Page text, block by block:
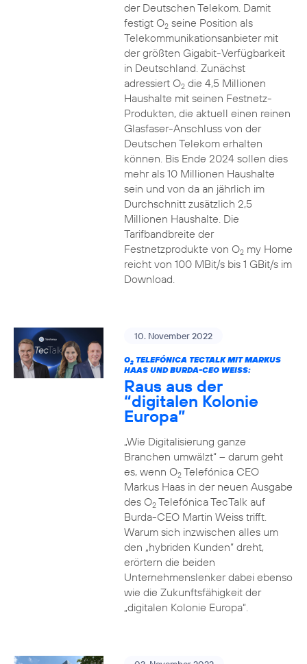
der Deutschen Telekom. Damit
festigt O2seine Position als
Telekommunikationsanbieter mit
der größten Gigabit-Verfügbarkeit
in Deutschland. Zunächst
adressiert O2die 4,5 Millionen
Haushalte mit seinen Festnetz-
Produkten, die aktuell einen reinen
Glasfaser-Anschluss von der
Deutschen Telekom erhalten
können. Bis Ende 2024 sollen dies
mehr als 10 Millionen Haushalte
sein und von da an jährlich im
Durchschnitt zusätzlich 2,5
Millionen Haushalte. Die
Tarifbandbreite der
Festnetzprodukte von O2my Home
reicht von 100 MBit/s bis 1 GBit/s im
Download.
10. November 2022
O2TELEFÓNICA TECTALK MIT MARKUS
HAAS UND BURDA-CEO WEISS:
Raus aus der
“digitalen Kolonie
Europa”
„Wie Digitalisierung ganze
Branchen umwälzt“ – darum geht
es, wenn O2Telefónica CEO
Markus Haas in der neuen Ausgabe
des O2Telefónica TecTalk auf
Burda-CEO Martin Weiss trifft.
Warum sich inzwischen alles um
den „hybriden Kunden“ dreht,
erörtern die beiden
Unternehmenslenker dabei ebenso
wie die Zukunftsfähigkeit der
„digitalen Kolonie Europa“.